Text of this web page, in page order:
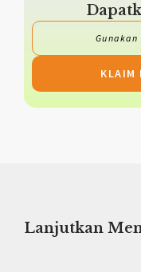
Gunakan
KLAIM
Lanjutkan